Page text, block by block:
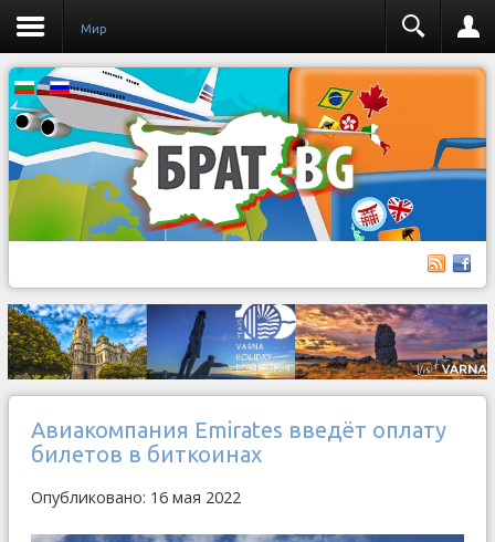
Мир
Авиакомпания Emirates введёт оплату
билетов в биткоинах
Опубликовано: 16 мая 2022